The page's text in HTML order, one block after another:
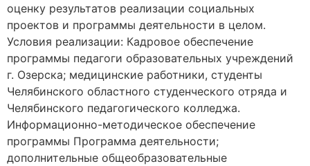
оценку результатов реализации социальных
проектов и программы деятельности в целом.
Условия реализации: Кадровое обеспечение
программы педагоги образовательных учреждений
г. Озерска; медицинские работники, студенты
Челябинского областного студенческого отряда и
Челябинского педагогического колледжа.
Информационно-методическое обеспечение
программы Программа деятельности;
дополнительные общеобразовательные